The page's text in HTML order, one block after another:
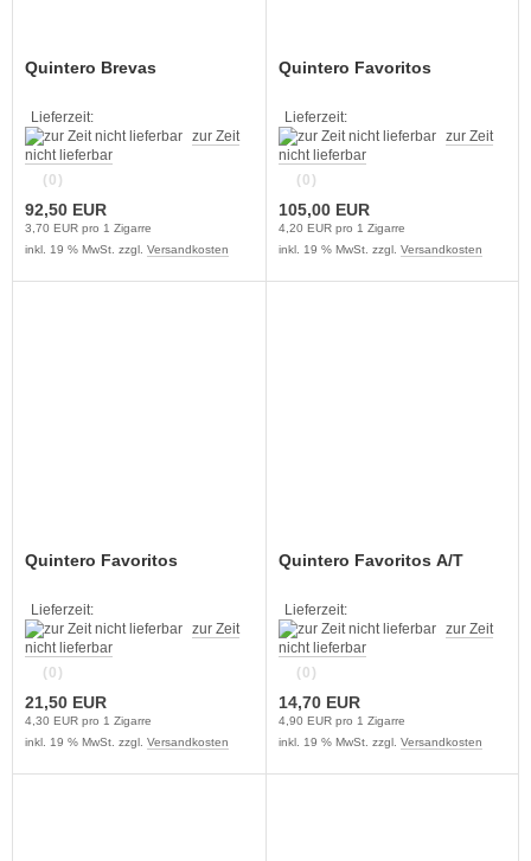
Quintero Brevas
Lieferzeit:
zur Zeit
nicht lieferbar
(0)
92,50 EUR
3,70 EUR pro 1 Zigarre
inkl. 19 % MwSt. zzgl. Versandkosten
Quintero Favoritos
Lieferzeit:
zur Zeit
nicht lieferbar
(0)
105,00 EUR
4,20 EUR pro 1 Zigarre
inkl. 19 % MwSt. zzgl. Versandkosten
Quintero Favoritos
Lieferzeit:
zur Zeit
nicht lieferbar
(0)
21,50 EUR
4,30 EUR pro 1 Zigarre
inkl. 19 % MwSt. zzgl. Versandkosten
Quintero Favoritos A/T
Lieferzeit:
zur Zeit
nicht lieferbar
(0)
14,70 EUR
4,90 EUR pro 1 Zigarre
inkl. 19 % MwSt. zzgl. Versandkosten